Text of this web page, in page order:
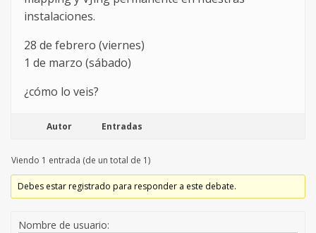
instalaciones.
28 de febrero (viernes)
1 de marzo (sábado)
¿cómo lo veis?
Autor Entradas
Viendo 1 entrada (de un total de 1)
Debes estar registrado para responder a este debate.
Nombre de usuario: